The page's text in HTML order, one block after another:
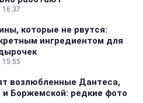
16:37
которые не рвутся:
ингредиентом для
15:55
возлюбленные Дантеса,
Боржемской: редкие фото